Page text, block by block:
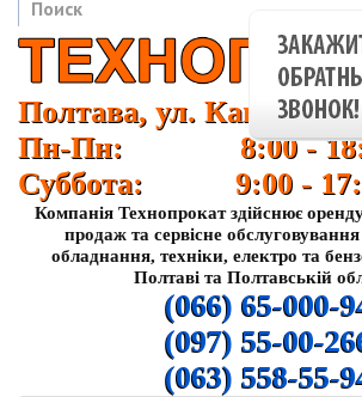
Полтава, ул. Кагамлыка
Пн-Пн: 8:00 -
Суббота: 9:00 -
Компанія Технопрокат здійснює
продаж та сервісне обслуговування
обладнання, техніки, електро та
Полтаві та Полтавській
(066) 65-000-
(097) 55-00-
(063) 558-55-